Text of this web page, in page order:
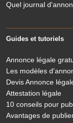
Quel journal
Guides et tutoriels
Annonce légale
Les modèles
Devis Annonce
Attestation légale
10 conseils pour
Avantages de